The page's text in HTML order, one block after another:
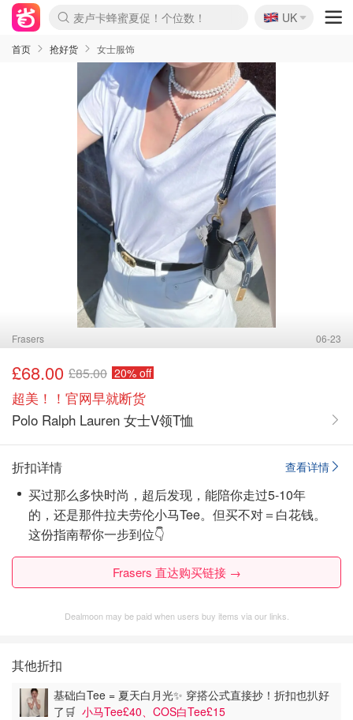
麦卢卡蜂蜜夏促！个位数！
Prada/Miu 4.8折！
啥？必胜客披萨5折！
🇬🇧
UK
首页 抢好货 女士服饰
Frasers 06-23
£68.00 £85.00 20% off
超美！！官网早就断货
Polo Ralph Lauren 女士V领T恤
查看详情
折扣详情
买过那么多快时尚，超后发现，能陪你走过5-10年
的，还是那件拉夫劳伦小马Tee。但买不对＝白花钱。
这份指南帮你一步到位👇
Frasers 直达购买链接 →
Dealmoon may be paid when users buy items via our links.
其他折扣
基础白Tee = 夏天白月光✨ 穿搭公式直接抄！折扣也扒好
了🛒 小马Tee£40、COS白Tee£15